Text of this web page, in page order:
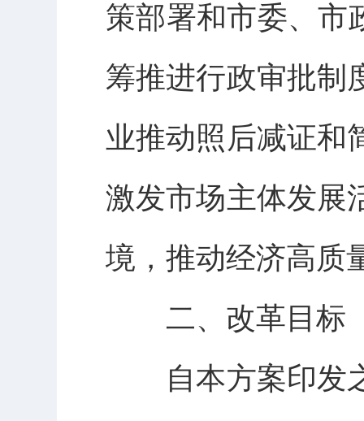
策部署和市委、市
筹推进行政审批制
业推动照后减证和
激发市场主体发展
境，推动经济高质
二、改革目标
自本方案印发之